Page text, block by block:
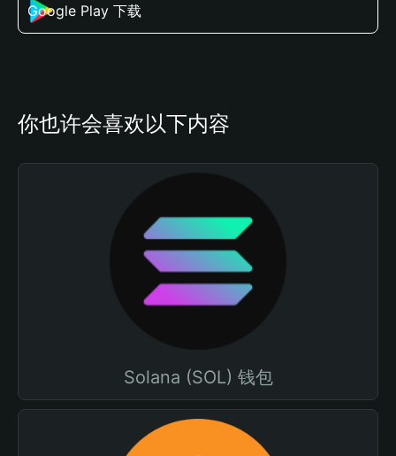
Google Play 下载
你也许会喜欢以下内容
Solana (SOL) 钱包